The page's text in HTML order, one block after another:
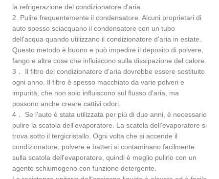
la refrigerazione del condizionatore d'aria.
2. Pulire frequentemente il condensatore. Alcuni proprietari di
auto spesso sciacquano il condensatore con un tubo
dell'acqua quando utilizzano il condizionatore d'aria in estate.
Questo metodo è buono e può impedire il deposito di polvere,
fango e altre cose che influiscono sulla dissipazione del calore.
3． Il filtro del condizionatore d'aria dovrebbe essere sostituito
ogni anno. Il filtro è spesso macchiato da varie polveri e
impurità, che non solo influiscono sul flusso d'aria, ma
possono anche creare cattivi odori.
4． Se l'auto è stata utilizzata per più di due anni, è necessario
pulire la scatola dell'evaporatore. La scatola dell'evaporatore si
trova sotto il tergicristallo. Ogni volta che si accende il
condizionatore, polvere e batteri si contaminano facilmente
sulla scatola dell'evaporatore, quindi è meglio pulirlo con un
agente schiumogeno con funzione detergente.